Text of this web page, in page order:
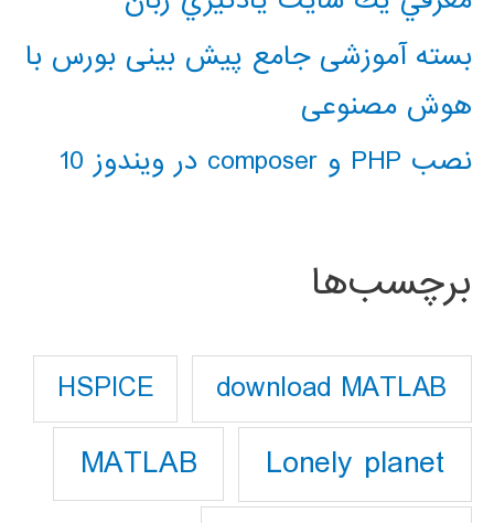
بسته آموزشی جامع پیش بینی بورس با
هوش مصنوعی
نصب PHP و composer در ویندوز 10
برچسب‌ها
download MATLAB
HSPICE
Lonely planet
MATLAB